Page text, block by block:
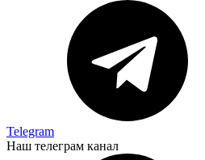
Telegram
Наш телеграм канал